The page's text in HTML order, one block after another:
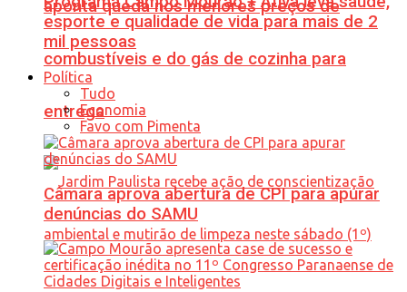
aponta queda nos menores preços de
combustíveis e do gás de cozinha para
entrega
esporte e qualidade de vida para mais de 2
mil pessoas
Política
Tudo
Economia
Favo com Pimenta
Câmara aprova abertura de CPI para apurar
denúncias do SAMU